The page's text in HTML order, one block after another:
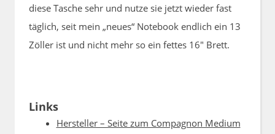
diese Tasche sehr und nutze sie jetzt wieder fast
täglich, seit mein „neues“ Notebook endlich ein 13
Zöller ist und nicht mehr so ein fettes 16″ Brett.
Links
Hersteller – Seite zum Compagnon Medium